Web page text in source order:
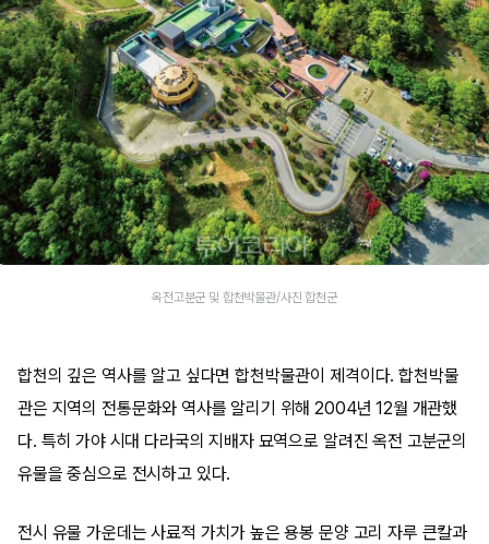
옥전고분군 및 합천박물관/사진 합천군
합천의 깊은 역사를 알고 싶다면 합천박물관이 제격이다. 합천박물
관은 지역의 전통문화와 역사를 알리기 위해 2004년 12월 개관했
다. 특히 가야 시대 다라국의 지배자 묘역으로 알려진 옥전 고분군의
유물을 중심으로 전시하고 있다.
전시 유물 가운데는 사료적 가치가 높은 용봉 문양 고리 자루 큰칼과